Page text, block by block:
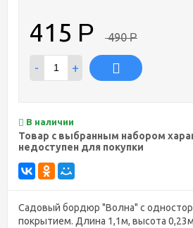
415 Р 490Р
- +
В наличии
Товар с выбранным набором
недоступен для покупки
Садовый бордюр "Волна" с
покрытием. Длина 1,1м, высота